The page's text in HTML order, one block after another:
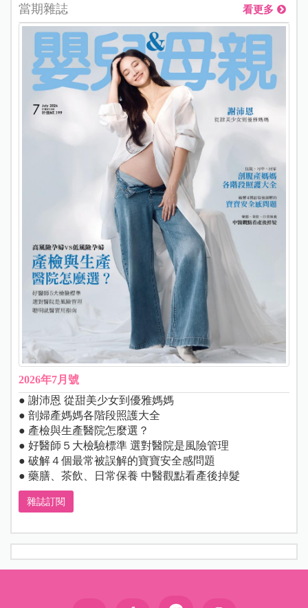
當期雜誌 看更多
2026年7月號
● 謝沛恩 從甜美少女到優雅媽媽
● 剖婦產媽媽各階段照護大全
● 產檢與生產醫院怎麼選？
● 好醫師５大檢驗標準 選對醫院是風險管理
● 破解４個最常被誤解的寶寶安全感問題
● 藥膳、茶飲、日常保養 中醫觀點看產後掉髮
雜誌訂閱